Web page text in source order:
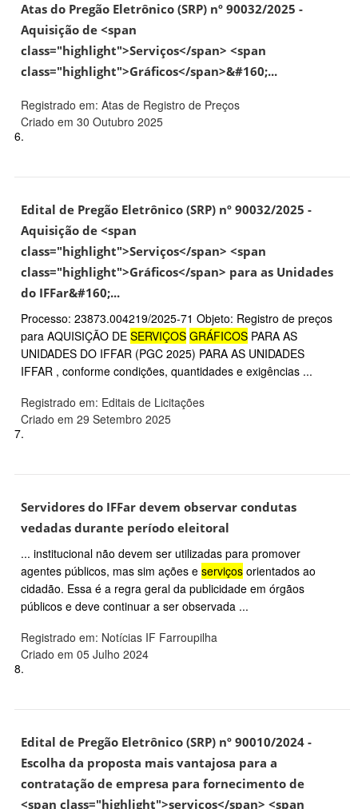
Atas do Pregão Eletrônico (SRP) nº 90032/2025 -
Aquisição de <span
class="highlight">Serviços</span> <span
class="highlight">Gráficos</span>&#160;...
Registrado em: Atas de Registro de Preços
Criado em 30 Outubro 2025
6.
Edital de Pregão Eletrônico (SRP) nº 90032/2025 -
Aquisição de <span
class="highlight">Serviços</span> <span
class="highlight">Gráficos</span> para as Unidades
do IFFar&#160;...
Processo: 23873.004219/2025-71 Objeto: Registro de preços
para AQUISIÇÃO DE SERVIÇOS GRÁFICOS PARA AS
UNIDADES DO IFFAR (PGC 2025) PARA AS UNIDADES
IFFAR , conforme condições, quantidades e exigências ...
Registrado em: Editais de Licitações
Criado em 29 Setembro 2025
7.
Servidores do IFFar devem observar condutas
vedadas durante período eleitoral
... institucional não devem ser utilizadas para promover
agentes públicos, mas sim ações e serviços orientados ao
cidadão. Essa é a regra geral da publicidade em órgãos
públicos e deve continuar a ser observada ...
Registrado em: Notícias IF Farroupilha
Criado em 05 Julho 2024
8.
Edital de Pregão Eletrônico (SRP) nº 90010/2024 -
Escolha da proposta mais vantajosa para a
contratação de empresa para fornecimento de
<span class="highlight">serviços</span> <span